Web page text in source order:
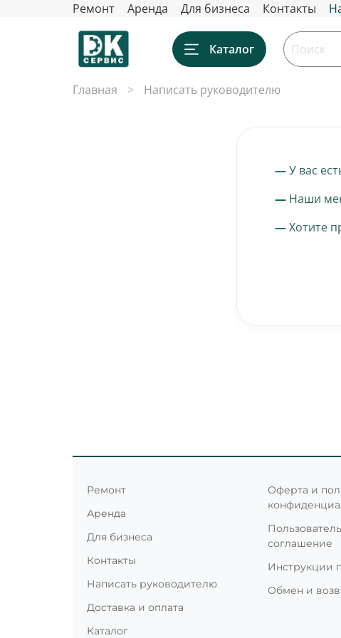
Ремонт Аренда Для бизнеса Контакты
Каталог
Главная Написать руководителю
У вас
Наши
Хотите
Ремонт
Аренда
Для бизнеса
Контакты
Написать руководителю
Доставка и оплата
Каталог
Оферта и
соглашение
Инструкции
Обмен и